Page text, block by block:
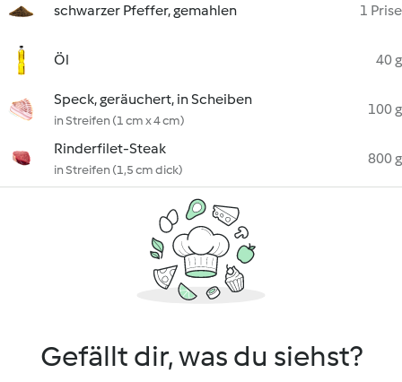
schwarzer Pfeffer, gemahlen 1 Prise
Öl 40 g
Speck, geräuchert, in Scheiben
in Streifen (1 cm x 4 cm)
100 g
Rinderfilet-Steak
in Streifen (1,5 cm dick)
800 g
Gefällt dir, was du siehst?